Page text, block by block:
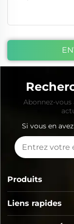
Abonnez-
Si vous en
Liens rapides
Produits